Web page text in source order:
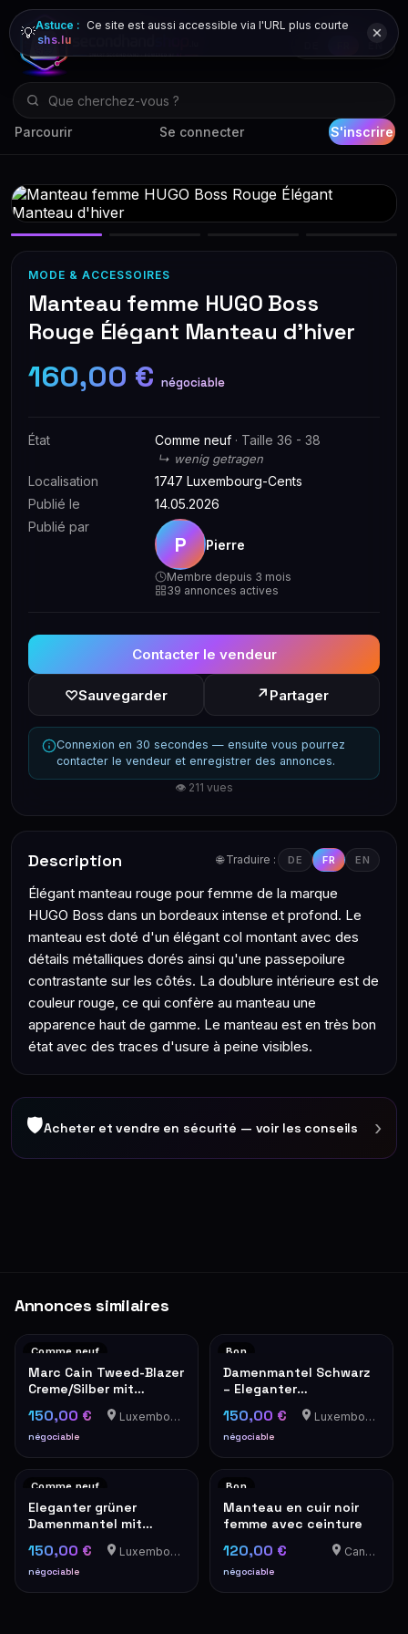
Parcourir Se connecter S'inscrire
💡Astuce : Ce site est aussi accessible via l'URL plus courte
shs.lu
MODE & ACCESSOIRES
Manteau femme HUGO Boss
Rouge Élégant Manteau d'hiver
160,00 € négociable
État Comme neuf · Taille 36 - 38
↳ wenig getragen
Localisation
1747 Luxembourg-Cents
Publié le
14.05.2026
Publié par
P Pierre
Membre depuis 3 mois
39 annonces actives
Contacter le vendeur
♡Sauvegarder ↗ Partager
Connexion en 30 secondes — ensuite vous pourrez
contacter le vendeur et enregistrer des annonces.
👁 211 vues
Description 🌐 Traduire : DE FR EN
Élégant manteau rouge pour femme de la marque
HUGO Boss dans un bordeaux intense et profond. Le
manteau est doté d'un élégant col montant avec des
détails métalliques dorés ainsi qu'une passepoilure
contrastante sur les côtés. La doublure intérieure est de
couleur rouge, ce qui confère au manteau une
apparence haut de gamme. Le manteau est en très bon
état avec des traces d'usure à peine visibles.
🛡Acheter et vendre en sécurité — voir les conseils ›
Annonces similaires
Comme neuf
Marc Cain Tweed-Blazer
Creme/Silber mit
150,00 €
négociable
Luxembourg-Cents
Bon
Damenmantel Schwarz
– Eleganter
Übergangsmantel
150,00 €
négociable
Luxembourg-Cents
Comme neuf
Eleganter grüner
Damenmantel mit
Goldknöpfen – Military-
Stil
150,00 €
négociable
Luxembourg-Cents
Bon
Manteau en cuir noir
femme avec ceinture
120,00 €
négociable
Canach